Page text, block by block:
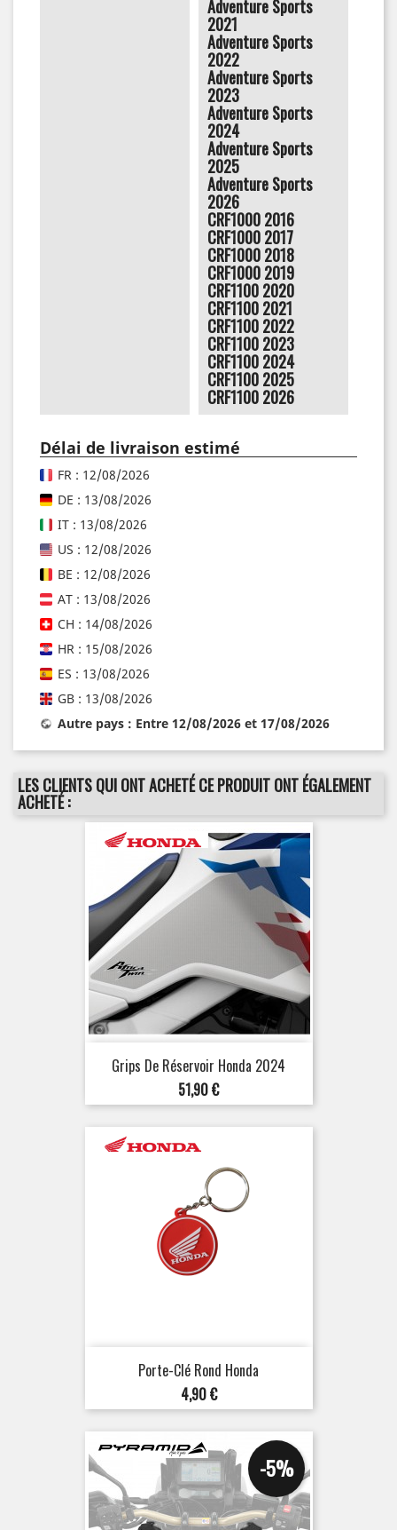
Adventure Sports
2021
Adventure Sports
2022
Adventure Sports
2023
Adventure Sports
2024
Adventure Sports
2025
Adventure Sports
2026
CRF1000 2016
CRF1000 2017
CRF1000 2018
CRF1000 2019
CRF1100 2020
CRF1100 2021
CRF1100 2022
CRF1100 2023
CRF1100 2024
CRF1100 2025
CRF1100 2026
Délai de livraison estimé
FR : 12/08/2026
DE : 13/08/2026
IT : 13/08/2026
US : 12/08/2026
BE : 12/08/2026
AT : 13/08/2026
CH : 14/08/2026
HR : 15/08/2026
ES : 13/08/2026
GB : 13/08/2026
Autre pays : Entre 12/08/2026 et 17/08/2026
LES CLIENTS QUI ONT ACHETÉ CE PRODUIT ONT ÉGALEMENT
ACHETÉ :
Grips De Réservoir Honda 2024
Prix
51,90 €
Porte-Clé Rond Honda
Prix
4,90 €
-5%